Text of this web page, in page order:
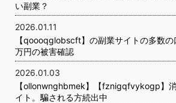
い副業？
2026.01.11
【qoooqglobscft】の副業サイトの多数
万円の被害確認
2026.01.03
【ollonwnghbmek】【fznigqfvykogp】
イト。騙される方続出中